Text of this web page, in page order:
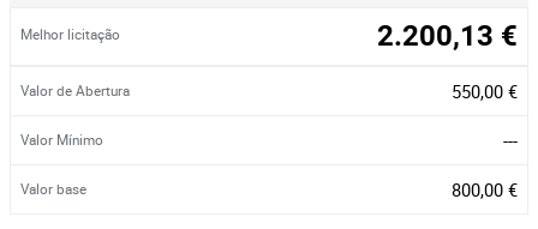
Melhor licitação 2.200,13 €
Valor de Abertura 550,00 €
Valor Mínimo ---
Valor base 800,00 €